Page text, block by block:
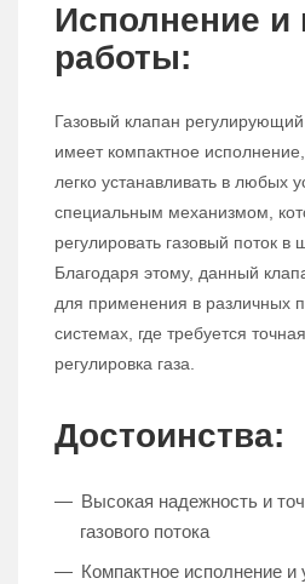
Исполнение и
работы:
Газовый клапан
имеет компактное
легко устанавливать в любых
специальным механизмом,
регулировать газовый поток в
Благодаря этому, данный
для применения в различных
системах, где требуется
регулировка газа.
Достоинства:
Высокая надежность и
газового потока
Компактное исполнение